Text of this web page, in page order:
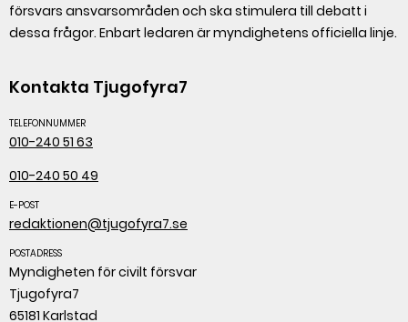
försvars ansvarsområden och ska stimulera till debatt i
dessa frågor. Enbart ledaren är myndighetens officiella linje.
Kontakta Tjugofyra7
TELEFONNUMMER
010-240 51 63
010-240 50 49
E-POST
redaktionen@tjugofyra7.se
POSTADRESS
Myndigheten för civilt försvar
Tjugofyra7
65181 Karlstad